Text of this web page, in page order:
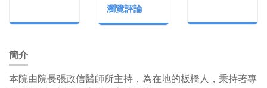
瀏覽評論
簡介
本院由院長張政信醫師所主持，為在地的板橋人，秉持著專